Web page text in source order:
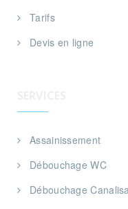
Tarifs
Devis en ligne
Assainissement
Débouchage WC
Débouchage